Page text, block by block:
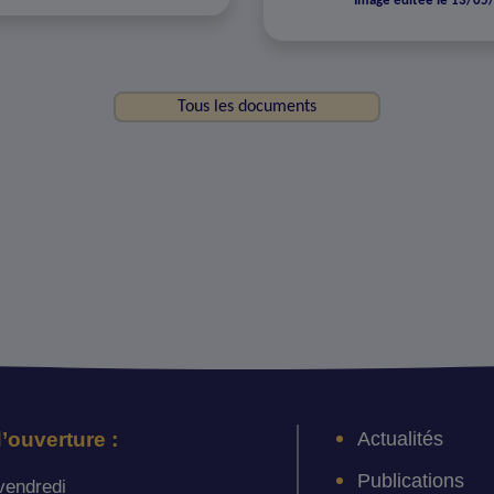
Tous les documents
:
Actualités
Publications